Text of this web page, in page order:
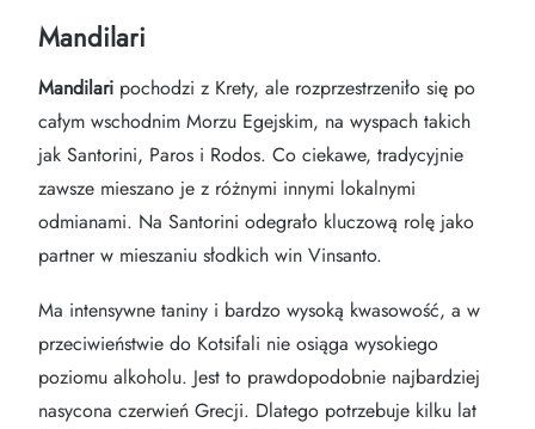
Mandilari
Mandilari pochodzi z Krety, ale rozprzestrzeniło się po
całym wschodnim Morzu Egejskim, na wyspach takich
jak Santorini, Paros i Rodos. Co ciekawe, tradycyjnie
zawsze mieszano je z różnymi innymi lokalnymi
odmianami. Na Santorini odegrało kluczową rolę jako
partner w mieszaniu słodkich win Vinsanto.
Ma intensywne taniny i bardzo wysoką kwasowość, a w
przeciwieństwie do Kotsifali nie osiąga wysokiego
poziomu alkoholu. Jest to prawdopodobnie najbardziej
nasycona czerwień Grecji. Dlatego potrzebuje kilku lat